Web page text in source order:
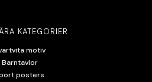
KATEGORIER
motiv
Barntavlor
posters